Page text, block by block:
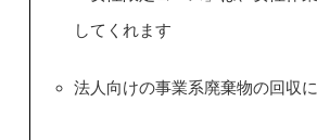
してくれます
法人向けの事業系廃棄物の回収